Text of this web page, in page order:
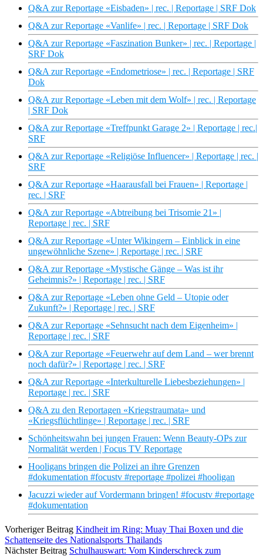
Q&A zur Reportage «Eisbaden» | rec. | Reportage | SRF Dok
Q&A zur Reportage «Vanlife» | rec. | Reportage | SRF Dok
Q&A zur Reportage «Faszination Bunker» | rec. | Reportage |
SRF Dok
Q&A zur Reportage «Endometriose» | rec. | Reportage | SRF
Dok
Q&A zur Reportage «Leben mit dem Wolf» | rec. | Reportage
| SRF Dok
Q&A zur Reportage «Treffpunkt Garage 2» | Reportage | rec.|
SRF
Q&A zur Reportage «Religiöse Influencer» | Reportage | rec. |
SRF
Q&A zur Reportage «Haarausfall bei Frauen» | Reportage |
rec. | SRF
Q&A zur Reportage «Abtreibung bei Trisomie 21» |
Reportage | rec. | SRF
Q&A zur Reportage «Unter Wikingern – Einblick in eine
ungewöhnliche Szene» | Reportage | rec. | SRF
Q&A zur Reportage «Mystische Gänge – Was ist ihr
Geheimnis?» | Reportage | rec. | SRF
Q&A zur Reportage «Leben ohne Geld – Utopie oder
Zukunft?» | Reportage | rec. | SRF
Q&A zur Reportage «Sehnsucht nach dem Eigenheim» |
Reportage | rec. | SRF
Q&A zur Reportage «Feuerwehr auf dem Land – wer brennt
noch dafür?» | Reportage | rec. | SRF
Q&A zur Reportage «Interkulturelle Liebesbeziehungen» |
Reportage | rec. | SRF
Q&A zu den Reportagen «Kriegstraumata» und
«Kriegsflüchtlinge» | Reportage | rec. | SRF
Schönheitswahn bei jungen Frauen: Wenn Beauty-OPs zur
Normalität werden | Focus TV Reportage
Hooligans bringen die Polizei an ihre Grenzen
#dokumentation #focustv #reportage #polizei #hooligan
Jacuzzi wieder auf Vordermann bringen! #focustv #reportage
#dokumentation
Vorheriger Beitrag Kindheit im Ring: Muay Thai Boxen und die
Schattenseite des Nationalsports Thailands
Nächster Beitrag Schulhauswart: Vom Kinderschreck zum